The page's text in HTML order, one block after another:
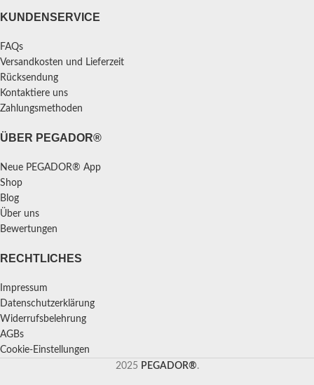
KUNDENSERVICE
FAQs
Versandkosten und Lieferzeit
Rücksendung
Kontaktiere uns
Zahlungsmethoden
ÜBER PEGADOR®
Neue PEGADOR® App
Shop
Blog
Über uns
Bewertungen
RECHTLICHES
Impressum
Datenschutzerklärung
Widerrufsbelehrung
AGBs
Cookie-Einstellungen
2025 PEGADOR®.